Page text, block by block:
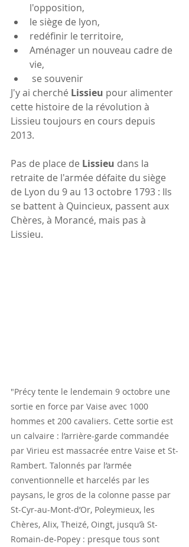
l'opposition,
le siège de lyon,
redéfinir le territoire,
Aménager un nouveau cadre de
vie,
se souvenir
J'y ai cherché Lissieu pour alimenter
cette histoire de la révolution à
Lissieu toujours en cours depuis
2013.
Pas de place de Lissieu dans la
retraite de l'armée défaite du siège
de Lyon du 9 au 13 octobre 1793 : Ils
se battent à Quincieux, passent aux
Chères, à Morancé, mais pas à
Lissieu.
"Précy tente le lendemain 9 octobre une
sortie en force par Vaise avec 1000
hommes et 200 cavaliers. Cette sortie est
un calvaire : l’arrière-garde commandée
par Virieu est massacrée entre Vaise et St-
Rambert. Talonnés par l’armée
conventionnelle et harcelés par les
paysans, le gros de la colonne passe par
St-Cyr-au-Mont-d’Or, Poleymieux, les
Chères, Alix, Theizé, Oingt, jusqu’à St-
Romain-de-Popey : presque tous sont